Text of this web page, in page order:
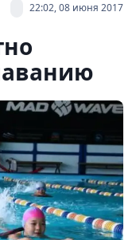
22:02, 08 июня 2017